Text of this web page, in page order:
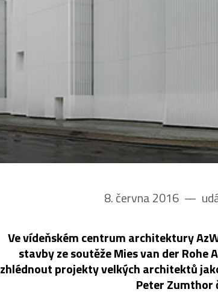
8. června 2016 ––
Ve vídeňském centrum architektury
stavby ze soutěže Mies van der Rohe
zhlédnout projekty velkých architektů
Peter Zumthor